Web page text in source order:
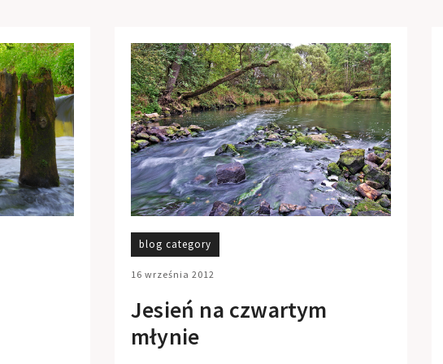
blog category
16 września 2012
Jesień na czwartym
młynie